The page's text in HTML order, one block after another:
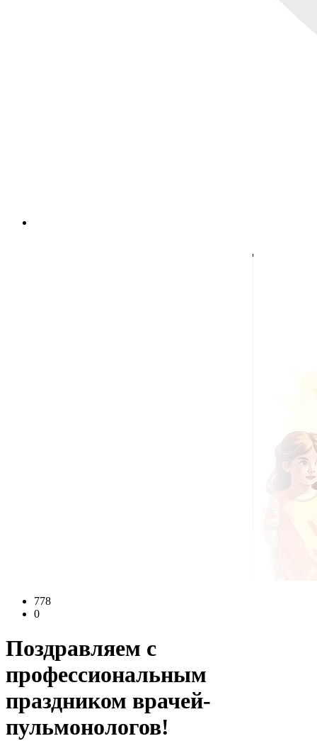
778
0
Поздравляем с
профессиональным
праздником врачей-
пульмонологов!